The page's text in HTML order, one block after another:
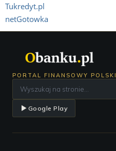
Tukredyt.pl
netGotowka
PORTAL FINANSOWY POLSKI
Google Play